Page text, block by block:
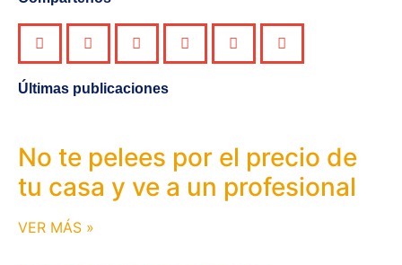
Últimas publicaciones
No te pelees por el precio de
tu casa y ve a un profesional
VER MÁS »